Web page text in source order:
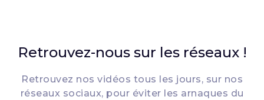
Retrouvez-nous sur les réseaux !
Retrouvez nos vidéos tous les jours, sur nos
réseaux sociaux, pour éviter les arnaques du